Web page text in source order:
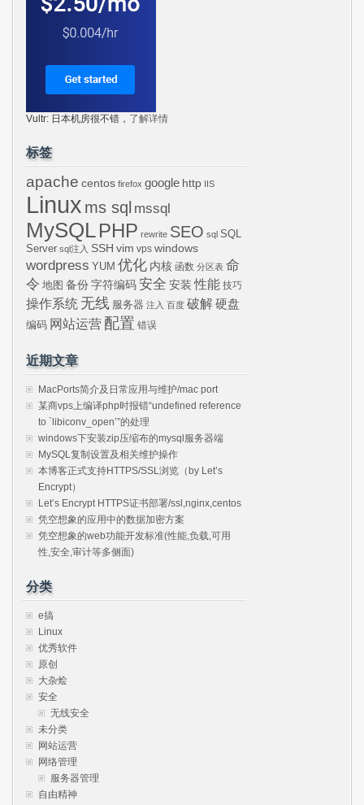
Vultr: 日本机房很不错， 了解详情
标签
apache centos firefox google http IIS
Linux ms sql mssql
MySQLPHP rewrite SEO sql SQL
Server sql注入 SSH vim vps windows
wordpress YUM 优化 内核 函数 分区表 命
令 地图 备份 字符编码 安全 安装 性能 技巧
操作系统 无线 服务器 注入 百度 破解硬盘
编码 网站运营 配置 错误
近期文章
MacPorts简介及日常应用与维护/mac port
某商vps上编译php时报错“undefined reference
to `libiconv_open’”的处理
windows下安装zip压缩布的mysql服务器端
MySQL复制设置及相关维护操作
本博客正式支持HTTPS/SSL浏览（by Let’s
Encrypt）
Let’s Encrypt HTTPS证书部署/ssl,nginx,centos
凭空想象的应用中的数据加密方案
凭空想象的web功能开发标准(性能,负载,可用
性,安全,审计等多侧面)
分类
e搞
Linux
优秀软件
原创
大杂烩
安全
无线安全
未分类
网站运营
网络管理
服务器管理
自由精神